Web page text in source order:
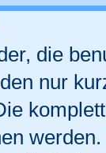
die
nur